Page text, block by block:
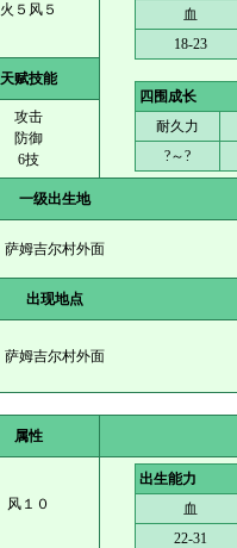
火５风５
血
18-23
四围成长
耐久力
?～?
天赋技能
攻击
防御
6技
一级出生地
萨姆吉尔村外面
出现地点
萨姆吉尔村外面
属性
风１０
出生能力
血
22-31